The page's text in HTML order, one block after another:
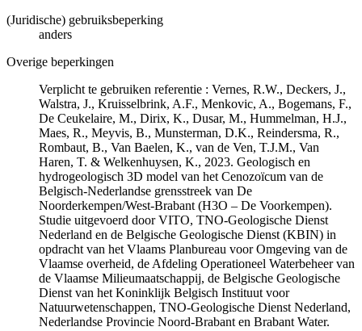
(Juridische) gebruiksbeperking
anders
Overige beperkingen
Verplicht te gebruiken referentie : Vernes, R.W., Deckers, J.,
Walstra, J., Kruisselbrink, A.F., Menkovic, A., Bogemans, F.,
De Ceukelaire, M., Dirix, K., Dusar, M., Hummelman, H.J.,
Maes, R., Meyvis, B., Munsterman, D.K., Reindersma, R.,
Rombaut, B., Van Baelen, K., van de Ven, T.J.M., Van
Haren, T. & Welkenhuysen, K., 2023. Geologisch en
hydrogeologisch 3D model van het Cenozoïcum van de
Belgisch-Nederlandse grensstreek van De
Noorderkempen/West-Brabant (H3O – De Voorkempen).
Studie uitgevoerd door VITO, TNO-Geologische Dienst
Nederland en de Belgische Geologische Dienst (KBIN) in
opdracht van het Vlaams Planbureau voor Omgeving van de
Vlaamse overheid, de Afdeling Operationeel Waterbeheer van
de Vlaamse Milieumaatschappij, de Belgische Geologische
Dienst van het Koninklijk Belgisch Instituut voor
Natuurwetenschappen, TNO-Geologische Dienst Nederland,
Nederlandse Provincie Noord-Brabant en Brabant Water.